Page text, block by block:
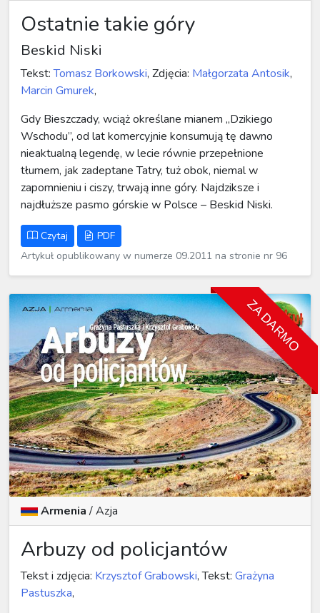
Ostatnie takie góry
Beskid Niski
Tekst:Tomasz Borkowski, Zdjęcia: Małgorzata Antosik,
Marcin Gmurek,
Gdy Bieszczady, wciąż określane mianem „Dzikiego
Wschodu”, od lat komercyjnie konsumują tę dawno
nieaktualną legendę, w lecie równie przepełnione
tłumem, jak zadeptane Tatry, tuż obok, niemal w
zapomnieniu i ciszy, trwają inne góry. Najdziksze i
najdłuższe pasmo górskie w Polsce – Beskid Niski.
Czytaj
PDF
Artykuł opublikowany w numerze 09.2011 na stronie nr 96
ZA DARMO
Armenia/Azja
Arbuzy od policjantów
Tekst i zdjęcia: Krzysztof Grabowski, Tekst: Grażyna
Pastuszka,